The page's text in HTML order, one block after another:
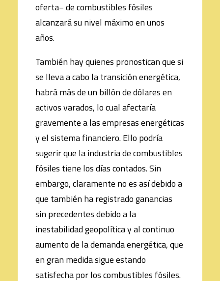
oferta− de combustibles fósiles
alcanzará su nivel máximo en unos
años.
También hay quienes pronostican que si
se lleva a cabo la transición energética,
habrá más de un billón de dólares en
activos varados, lo cual afectaría
gravemente a las empresas energéticas
y el sistema financiero. Ello podría
sugerir que la industria de combustibles
fósiles tiene los días contados. Sin
embargo, claramente no es así debido a
que también ha registrado ganancias
sin precedentes debido a la
inestabilidad geopolítica y al continuo
aumento de la demanda energética, que
en gran medida sigue estando
satisfecha por los combustibles fósiles.